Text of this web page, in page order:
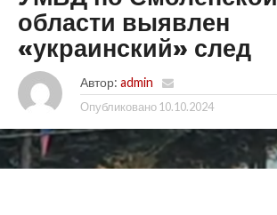
области выявлен
«украинский» след
Автор: admin
Опубликовано 10.10.2024